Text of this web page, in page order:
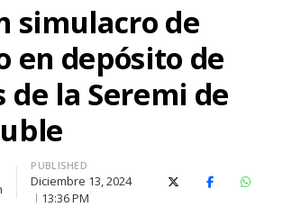
simulacro de
en depósito de
de la Seremi de
PUBLISHED
Diciembre 13, 2024
13:36 PM
X (Twitter)Facebook